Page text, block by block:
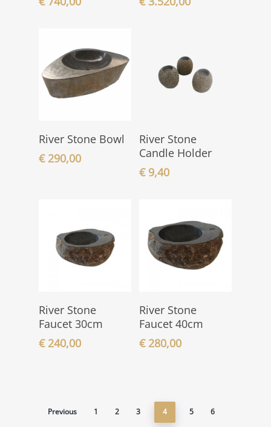
In den
River Stone Bowl
€290,00
Warenkorb
River Stone
Candle Holder
€9,40
Warenkorb
River Stone
Faucet 30cm
€240,00
Warenkorb
River Stone
Faucet 40cm
€280,00
Previous 1 2 3 4 5
6